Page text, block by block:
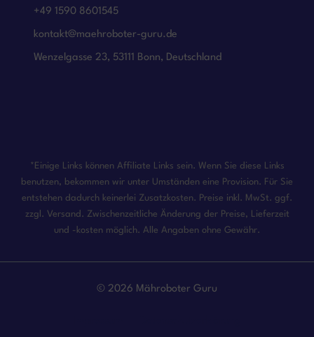
+49 1590 8601545
kontakt@maehroboter-guru.de
Wenzelgasse 23, 53111 Bonn, Deutschland
*Einige Links können Affiliate Links sein. Wenn Sie diese Links
benutzen, bekommen wir unter Umständen eine Provision. Für Sie
entstehen dadurch keinerlei Zusatzkosten. Preise inkl. MwSt. ggf.
zzgl. Versand. Zwischenzeitliche Änderung der Preise, Lieferzeit
und -kosten möglich. Alle Angaben ohne Gewähr.
© 2026 Mähroboter Guru